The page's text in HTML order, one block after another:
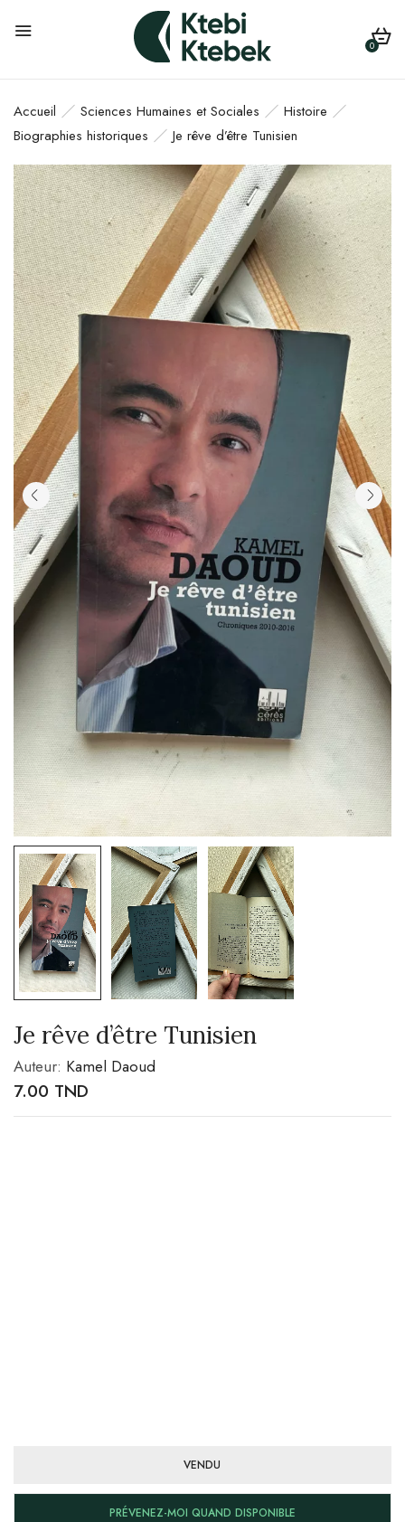
0
Accueil Sciences Humaines et Sociales
Histoire
Biographies historiques
Je rêve d’être Tunisien
Je rêve d’être Tunisien
Auteur: Kamel Daoud
7.00 TND
VENDU
PRÉVENEZ-MOI QUAND DISPONIBLE